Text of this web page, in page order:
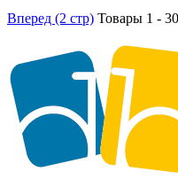
Вперед (2 стр) Товары 1 -